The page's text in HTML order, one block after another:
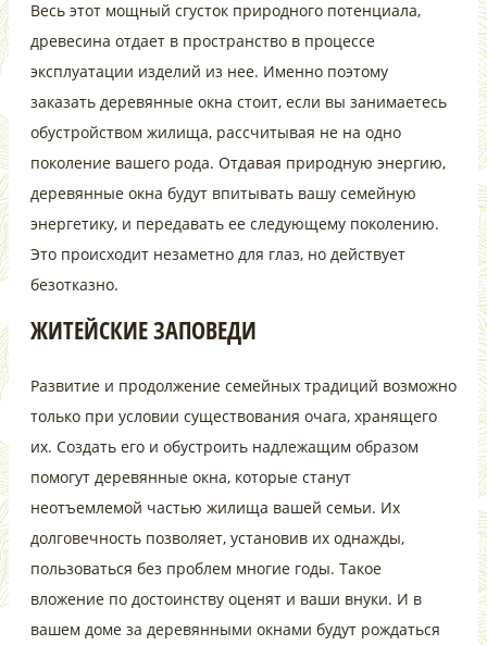
Весь этот мощный сгусток природного потенциала,
древесина отдает в пространство в процессе
эксплуатации изделий из нее. Именно поэтому
заказать деревянные окна стоит, если вы занимаетесь
обустройством жилища, рассчитывая не на одно
поколение вашего рода. Отдавая природную энергию,
деревянные окна будут впитывать вашу семейную
энергетику, и передавать ее следующему поколению.
Это происходит незаметно для глаз, но действует
безотказно.
ЖИТЕЙСКИЕ ЗАПОВЕДИ
Развитие и продолжение семейных традиций возможно
только при условии существования очага, хранящего
их. Создать его и обустроить надлежащим образом
помогут деревянные окна, которые станут
неотъемлемой частью жилища вашей семьи. Их
долговечность позволяет, установив их однажды,
пользоваться без проблем многие годы. Такое
вложение по достоинству оценят и ваши внуки. И в
вашем доме за деревянными окнами будут рождаться